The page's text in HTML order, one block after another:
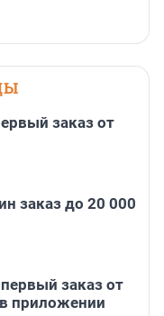
заказ от
заказ до 20 000
заказ от
приложении